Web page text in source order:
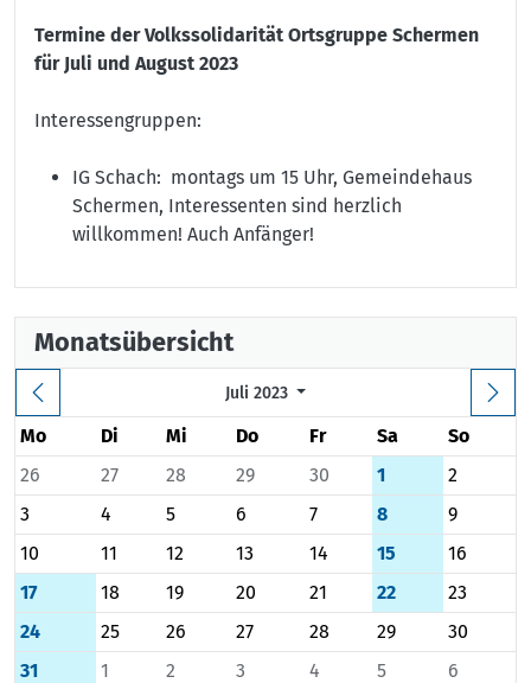
Termine der Volkssolidarität Ortsgruppe Schermen
für Juli und August 2023
Interessengruppen:
IG Schach: montags um 15 Uhr, Gemeindehaus
Schermen, Interessenten sind herzlich
willkommen! Auch Anfänger!
Monatsübersicht
Juli 2023
Mo Di Mi Do Fr Sa
So
26
27 28 29 30 1
2
3
4 5 6 7 8
9
10
11 12 13 14 15
16
17
18 19 20 21 22
23
24
25 26 27 28 29
30
31
1 2 3 4 5 6